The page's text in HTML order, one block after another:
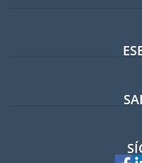
Foro
Guía